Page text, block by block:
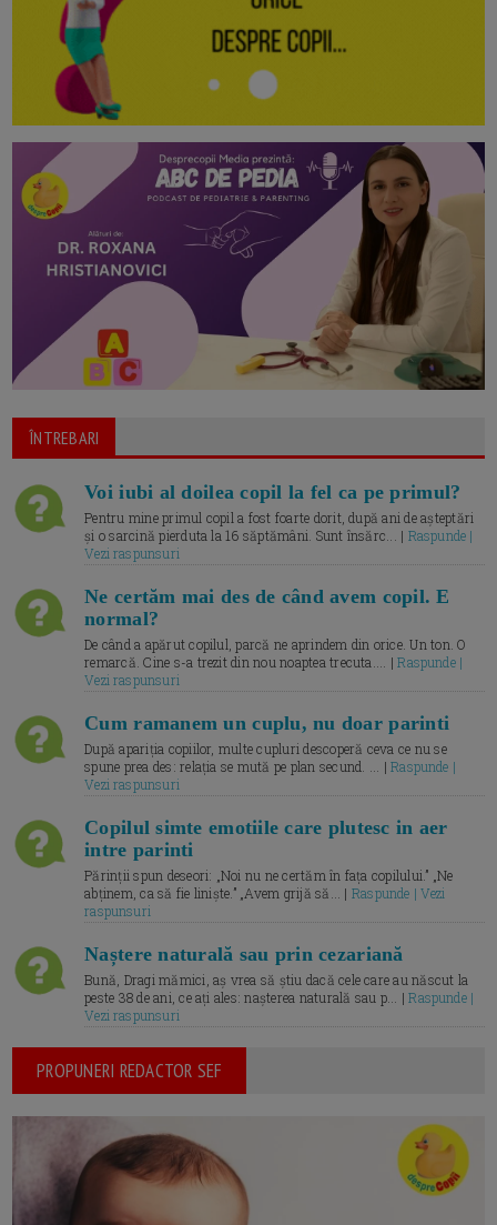
ÎNTREBARI
Voi iubi al doilea copil la fel ca pe primul?
Pentru mine primul copil a fost foarte dorit, după ani de așteptări
și o sarcină pierduta la 16 săptămâni. Sunt însărc... | Raspunde |
Vezi raspunsuri
Ne certăm mai des de când avem copil. E
normal?
De când a apărut copilul, parcă ne aprindem din orice. Un ton. O
remarcă. Cine s-a trezit din nou noaptea trecuta.... |Raspunde |
Vezi raspunsuri
Cum ramanem un cuplu, nu doar parinti
După apariția copiilor, multe cupluri descoperă ceva ce nu se
spune prea des: relația se mută pe plan secund. ... |Raspunde |
Vezi raspunsuri
Copilul simte emotiile care plutesc in aer
intre parinti
Părinții spun deseori: „Noi nu ne certăm în fața copilului.” „Ne
abținem, ca să fie liniște.” „Avem grijă să... | Raspunde | Vezi
raspunsuri
Naștere naturală sau prin cezariană
Bună, Dragi mămici, aș vrea să știu dacă cele care au născut la
peste 38 de ani, ce ați ales: nașterea naturală sau p... |Raspunde |
Vezi raspunsuri
PROPUNERI REDACTOR SEF